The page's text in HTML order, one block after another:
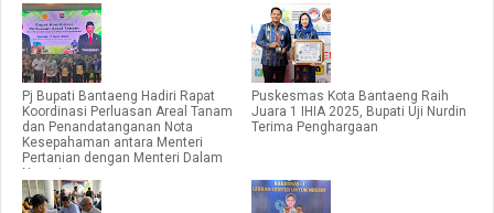
Pj Bupati Bantaeng Hadiri Rapat
Koordinasi Perluasan Areal Tanam
dan Penandatanganan Nota
Kesepahaman antara Menteri
Pertanian dengan Menteri Dalam
Negeri
Puskesmas Kota Bantaeng Raih
Juara 1 IHIA 2025, Bupati Uji Nurdin
Terima Penghargaan